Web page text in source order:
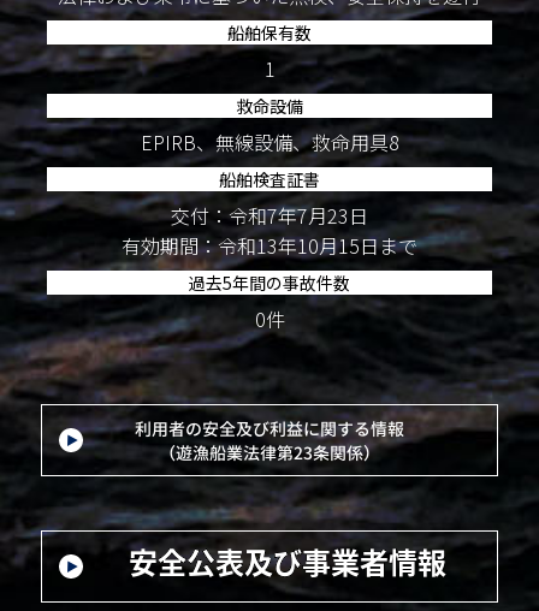
船舶保有数
1
救命設備
EPIRB、無線設備、救命用具8
船舶検査証書
交付：令和7年7月23日
有効期間：令和13年10月15日まで
過去5年間の事故件数
0件